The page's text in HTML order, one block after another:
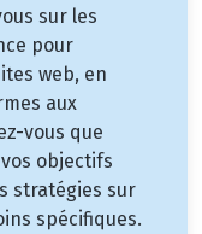
sur les
pour
web, en
aux
vous que
objectifs
stratégies sur
spécifiques.